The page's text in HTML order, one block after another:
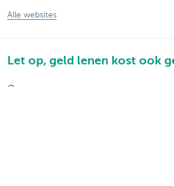
Alle websites
Let op, geld lenen kost ook
®